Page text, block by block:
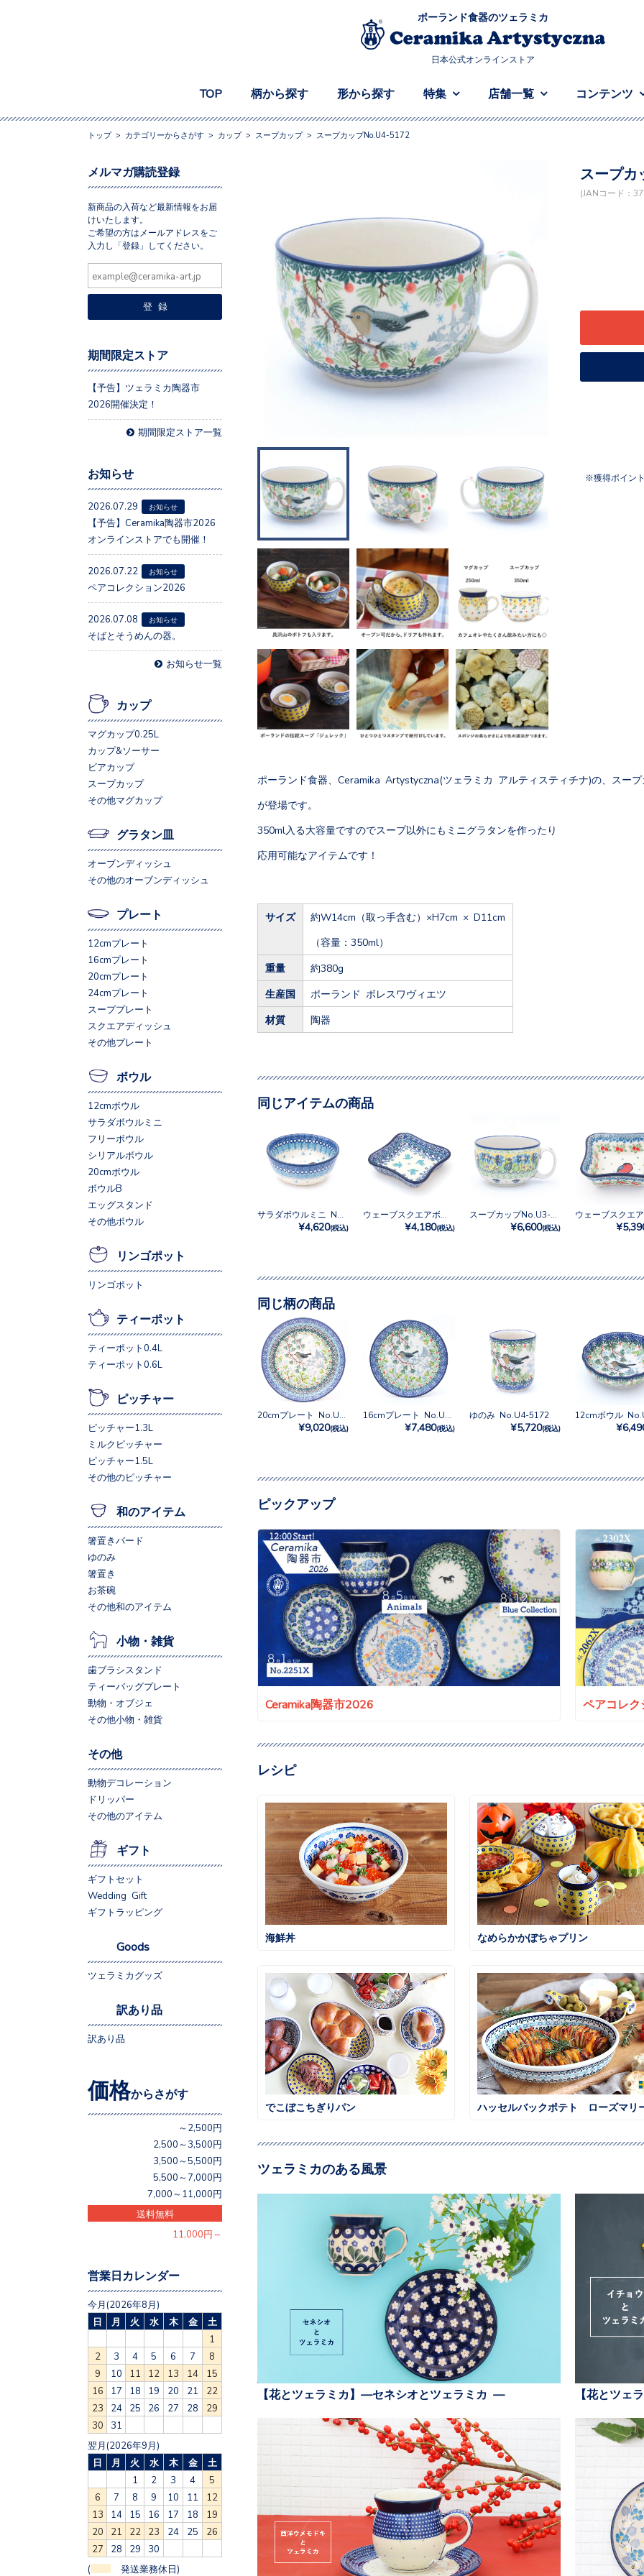
ポーランド食器のツェラミカ
日本公式オンラインストア
TOP 柄から探す 形から探す 特集 店舗一覧 コンテンツ
トップ> カテゴリーからさがす > カップ> スープカップ> スープカップNo.U4-5172
スープカ
(JANコード：
獲得ポイン
ポーランド食器、Ceramika Artystyczna(ツェラミカ アルティスティチナ)の、スープ
が登場です。
350ml入る大容量ですのでスープ以外にもミニグラタンを作ったり
応用可能なアイテムです！
サイズ 約W14cm（取っ手含む）×H7cm × D11cm
（容量：350ml）
重量 約380g
生産国 ポーランド ボレスワヴィエツ
材質 陶器
同じアイテムの商品
¥4,620(税込) ¥4,180(税込)
スープカップNo.U3-4928
¥6,600(税込)
同じ柄の商品
¥9,020(税込) ¥7,480(税込)
ゆのみ No.U4-5172
¥5,720(税込)
ピックアップ
Ceramika陶器市2026 ペアコレ
レシピ
海鮮丼 なめらかかぼちゃプリン
でこぼこちぎりパン
ツェラミカのある風景
【花とツェラミカ】—セネシオとツェラミカ — 【花とツェ
メルマガ購読登録
新商品の入荷など最新情報をお届
けいたします。
ご希望の方はメールアドレスをご
入力し「登録」してください。
期間限定ストア
【予告】ツェラミカ陶器市
2026開催決定！
期間限定ストア一覧
お知らせ
2026.07.29 お知らせ
【予告】Ceramika陶器市2026
オンラインストアでも開催！
2026.07.22 お知らせ
ペアコレクション2026
2026.07.08 お知らせ
そばとそうめんの器。
お知らせ一覧
カップ
マグカップ0.25L
カップ&ソーサー
ビアカップ
スープカップ
その他マグカップ
グラタン皿
オーブンディッシュ
その他のオーブンディッシュ
プレート
12cmプレート
16cmプレート
20cmプレート
24cmプレート
スーププレート
スクエアディッシュ
その他プレート
ボウル
12cmボウル
サラダボウルミニ
フリーボウル
シリアルボウル
20cmボウル
ボウルB
エッグスタンド
その他ボウル
リンゴポット
リンゴポット
ティーポット
ティーポット0.4L
ティーポット0.6L
ピッチャー
ピッチャー1.3L
ミルクピッチャー
ピッチャー1.5L
その他のピッチャー
和のアイテム
箸置きバード
ゆのみ
箸置き
お茶碗
その他和のアイテム
小物・雑貨
歯ブラシスタンド
ティーバッグプレート
動物・オブジェ
その他小物・雑貨
その他
動物デコレーション
ドリッパー
その他のアイテム
ギフト
ギフトセット
Wedding Gift
ギフトラッピング
Goods
ツェラミカグッズ
訳あり品
訳あり品
価格からさがす
～2,500円
2,500～3,500円
3,500～5,500円
5,500～7,000円
7,000～11,000円
送料無料
11,000円～
営業日カレンダー
今月(2026年8月)
日
月 火 水 木 金
土
1
2
3 4 5 6 7
8
9
10 11 12 13 14
15
16
17 18 19 20 21
22
23
24 25 26 27 28
29
30
31
翌月(2026年9月)
日
月 火 水 木 金
土
1
2 3 4
5
6
7 8 9 10 11
12
13
14 15 16 17 18
19
20
21 22 23 24 25
26
27
28 29 30
( 発送業務休日)